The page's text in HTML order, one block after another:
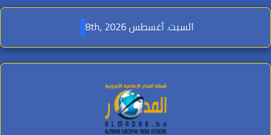
Skip
content
السبت. أغسطس 8th, 2026